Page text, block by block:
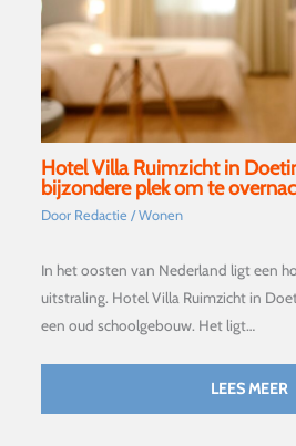
Hotel Villa Ruimzicht in
bijzondere plek om te
Door Redactie /Wonen
In het oosten van Nederland ligt een
uitstraling. Hotel Villa Ruimzicht in
een oud schoolgebouw. Het ligt…
LEES MEER